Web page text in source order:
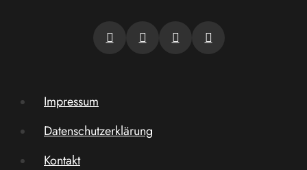
Impressum
Datenschutzerklärung
Kontakt